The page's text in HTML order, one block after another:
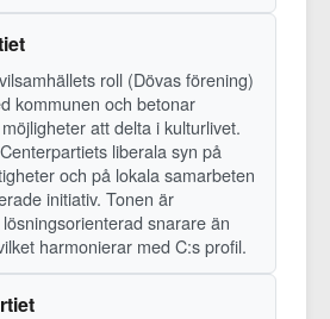
roll (Dövas förening)
kommunen och betonar
att delta i kulturlivet.
liberala syn på
och på lokala samarbeten
initiativ. Tonen är
snarare än
harmonierar med C:s profil.